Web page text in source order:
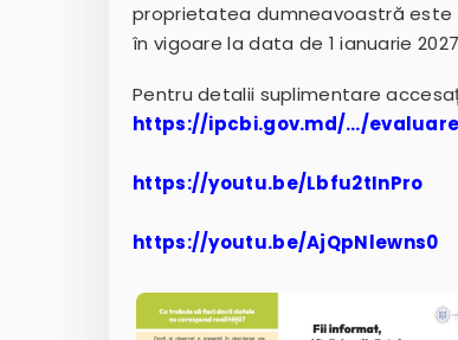
proprietatea dumneavoastră este
în vigoare la data de 1 ianuarie
Pentru detalii suplimentare
https://ipcbi.gov.md/…/
https://youtu.be/Lbfu2tInPro
https://youtu.be/AjQpNlewns0